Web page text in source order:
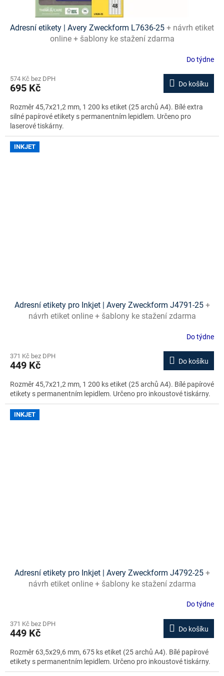
Adresní etikety | Avery Zweckform L7636-25 + návrh etiket
online + šablony ke stažení zdarma
Do týdne
574 Kč bez DPH
695 Kč Do košíku
Rozměr 45,7x21,2 mm, 1 200 ks etiket (25 archů A4). Bílé extra
silné papírové etikety s permanentním lepidlem. Určeno pro
laserové tiskárny.
INKJET
Adresní etikety pro Inkjet | Avery Zweckform J4791-25 +
návrh etiket online + šablony ke stažení zdarma
Do týdne
371 Kč bez DPH
449 Kč Do košíku
Rozměr 45,7x21,2 mm, 1 200 ks etiket (25 archů A4). Bílé papírové
etikety s permanentním lepidlem. Určeno pro inkoustové tiskárny.
INKJET
Adresní etikety pro Inkjet | Avery Zweckform J4792-25 +
návrh etiket online + šablony ke stažení zdarma
Do týdne
371 Kč bez DPH
449 Kč Do košíku
Rozměr 63,5x29,6 mm, 675 ks etiket (25 archů A4). Bílé papírové
etikety s permanentním lepidlem. Určeno pro inkoustové tiskárny.